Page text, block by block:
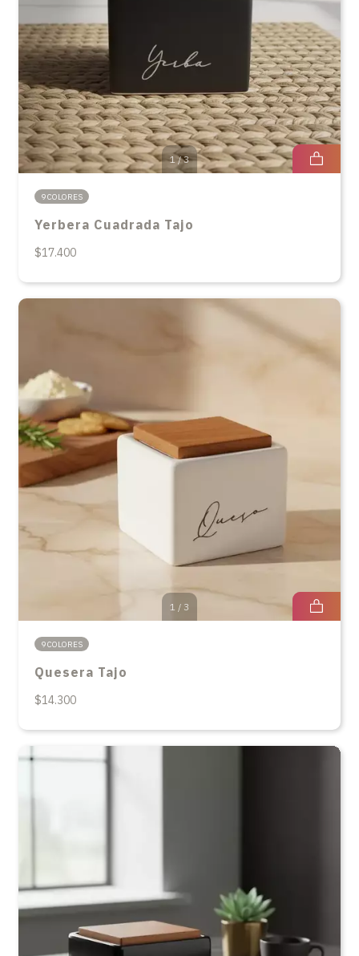
1 /3
9 COLORES
Yerbera Cuadrada Tajo
$17.400
1 / 3
9 COLORES
Quesera Tajo
$14.300